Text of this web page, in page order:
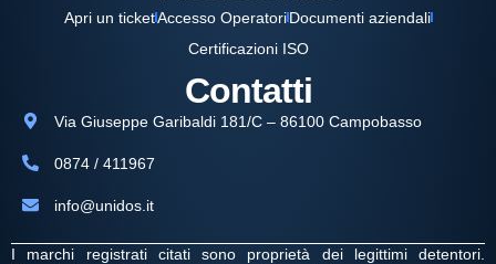
Apri un ticketAccesso OperatoriDocumenti aziendali
Certificazioni ISO
Contatti
Via Giuseppe Garibaldi 181/C – 86100 Campobasso
0874 / 411967
info@unidos.it
I marchi registrati citati sono proprietà dei legittimi detentori.